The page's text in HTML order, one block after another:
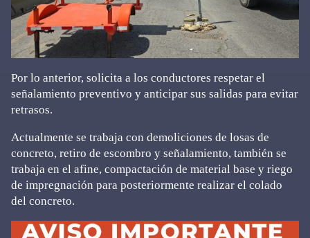
Por lo anterior, solicita a los conductores respetar el
señalamiento preventivo y anticipar sus salidas para evitar
retrasos.
Actualmente se trabaja con demoliciones de losas de
concreto, retiro de escombro y señalamiento, también se
trabaja en el afine, compactación de material base y riego
de impregnación para posteriormente realizar el colado
del concreto.